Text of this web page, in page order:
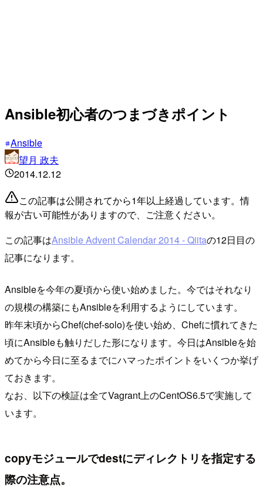
Ansible初心者のつまづきポイント
Ansible
望月 政夫
2014.12.12
この記事は公開されてから1年以上経過しています。情
報が古い可能性がありますので、ご注意ください。
この記事はAnsible Advent Calendar 2014 - Qiitaの12日目の
記事になります。
Ansibleを今年の夏頃から使い始めました。今ではそれなり
の規模の構築にもAnsibleを利用するようにしています。
昨年末頃からChef(chef-solo)を使い始め、Chefに慣れてきた
頃にAnsibleも触りだした形になります。今日はAnsibleを始
めてから今日に至るまでにハマったポイントをいくつか挙げ
ておきます。
なお、以下の検証は全てVagrant上のCentOS6.5で実施して
います。
copyモジュールでdestにディレクトリを指定する
際の注意点。